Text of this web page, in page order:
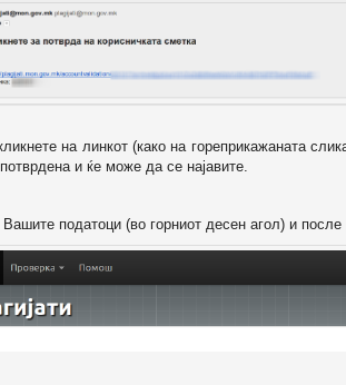
на линкот (како на гореприкажаната
и ќе може да се најавите.
Вашите податоци (во горниот десен агол) и